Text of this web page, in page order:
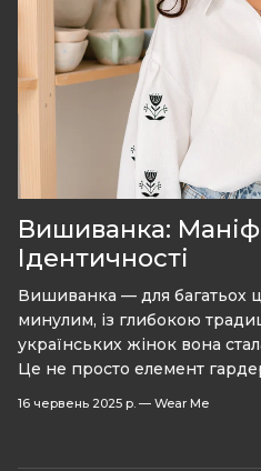
Вишиванка:
Ідентичності
Вишиванка — для багатьох
минулим, із глибокою
українських жінок вона
Це не просто елемент
16 червень 2025 р. — Wear Me